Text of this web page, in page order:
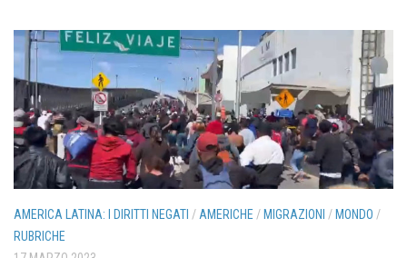
AMERICA LATINA: I DIRITTI NEGATI / AMERICHE /MIGRAZIONI /MONDO /
RUBRICHE